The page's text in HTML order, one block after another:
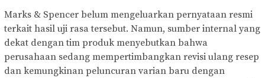
Marks & Spencer belum mengeluarkan pernyataan resmi
terkait hasil uji rasa tersebut. Namun, sumber internal yang
dekat dengan tim produk menyebutkan bahwa
perusahaan sedang mempertimbangkan revisi ulang resep
dan kemungkinan peluncuran varian baru dengan